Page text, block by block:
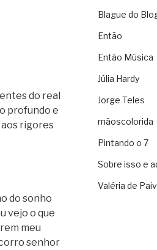
do real
profundo e
aos rigores
do sonho
vejo o que
meu
senhor
Blague do
Então
Então Música
Júlia Hardy
Jorge Teles
mãoscolorida
Pintando o 7
Sobre isso e
Valéria de